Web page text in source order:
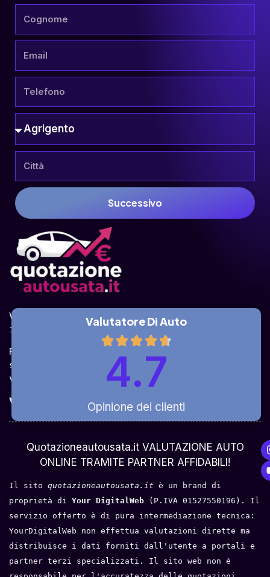
Successivo
Valuta la tua auto online, gratis e in pochi
istanti.
Ricevi la quotazione dai vari partner e potrai
sceglierla come venderla in modo sicuro,
veloce e rapido!
Valuta Per Modello
Valutatore Di Auto
Opinione dei clienti
4.7
Quotazioneautousata.it VALUTAZIONE AUTO
ONLINE TRAMITE PARTNER AFFIDABILI!
Il sito quotazioneautousata.it è un brand di
proprietà di Your DigitalWeb
(P.IVA 01527550196). Il
servizio offerto è di pura intermediazione tecnica:
YourDigitalWeb non effettua valutazioni dirette ma
distribuisce i dati forniti dall'utente a portali e
partner terzi specializzati. Il sito web non è